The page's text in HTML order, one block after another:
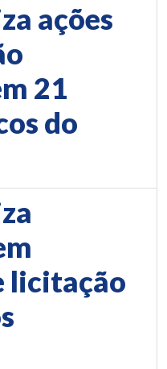
ações
21
do
licitação